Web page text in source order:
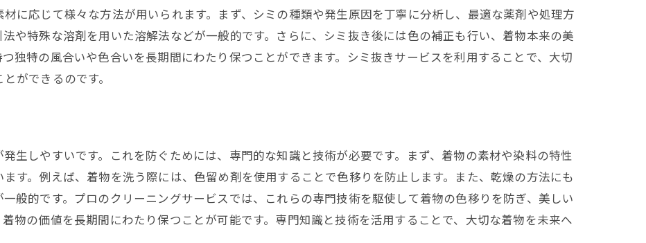
に応じて様々な方法が用いられます。まず、シミの種類や発生原因を丁寧に分析し、最適な薬剤や処理方
や特殊な溶剤を用いた溶解法などが一般的です。さらに、シミ抜き後には色の補正も行い、着物本来の美
独特の風合いや色合いを長期間にわたり保つことができます。シミ抜きサービスを利用することで、大切
ができるのです。
生しやすいです。これを防ぐためには、専門的な知識と技術が必要です。まず、着物の素材や染料の特性
す。例えば、着物を洗う際には、色留め剤を使用することで色移りを防止します。また、乾燥の方法にも
般的です。プロのクリーニングサービスでは、これらの専門技術を駆使して着物の色移りを防ぎ、美しい
物の価値を長期間にわたり保つことが可能です。専門知識と技術を活用することで、大切な着物を未来へ